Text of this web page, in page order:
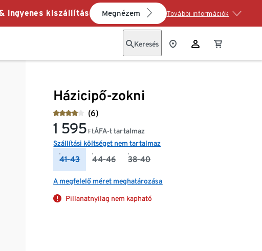
ingyenes kiszállítás Megnézem További információk
Keresés
Házicipő-zokni
(6)
1 595 FtÁFA-t tartalmaz
Szállítási költséget nem tartalmaz
41-43 44-46 38-40
A megfelelő méret meghatározása
Pillanatnyilag nem kapható